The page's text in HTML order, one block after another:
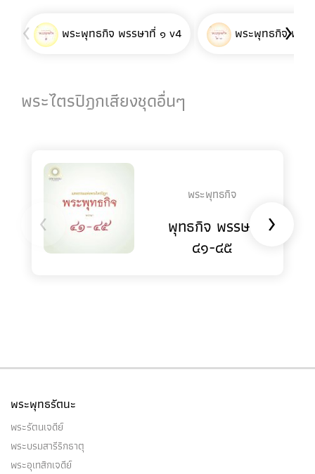
พระพุทธกิจ พรรษาที่ ๑ v4 พระพุทธกิจ พร
‹ ›
พระไตรปิฎกเสียงชุดอื่นๆ
พระพุทธกิจ
พุทธกิจ พรรษา
๔๑-๔๕
‹ ›
พระพุทธรัตนะ
พระรัตนเจดีย์
พระบรมสารีริกธาตุ
พระอุเทสิกเจดีย์